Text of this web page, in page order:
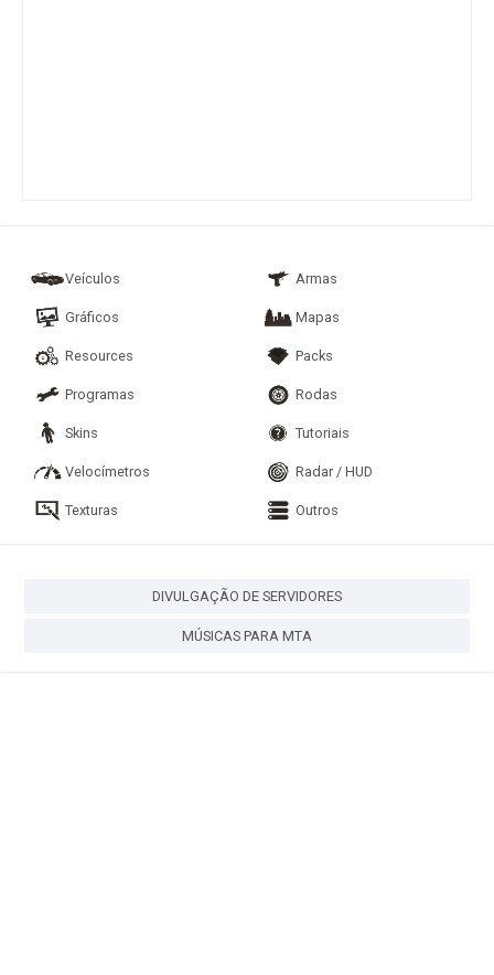
Veículos Armas
Gráficos Mapas
Resources Packs
Programas Rodas
Skins Tutoriais
Velocímetros Radar / HUD
Texturas Outros
DIVULGAÇÃO DE SERVIDORES
MÚSICAS PARA MTA